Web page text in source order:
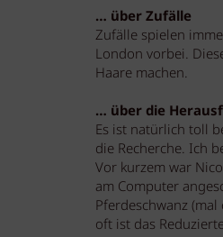
… über Zufälle
Zufälle spielen
London vorbei.
Haare machen.
… über die
Es ist natürlich toll
die Recherche. Ich
Vor kurzem war
am Computer
Pferdeschwanz
oft ist das